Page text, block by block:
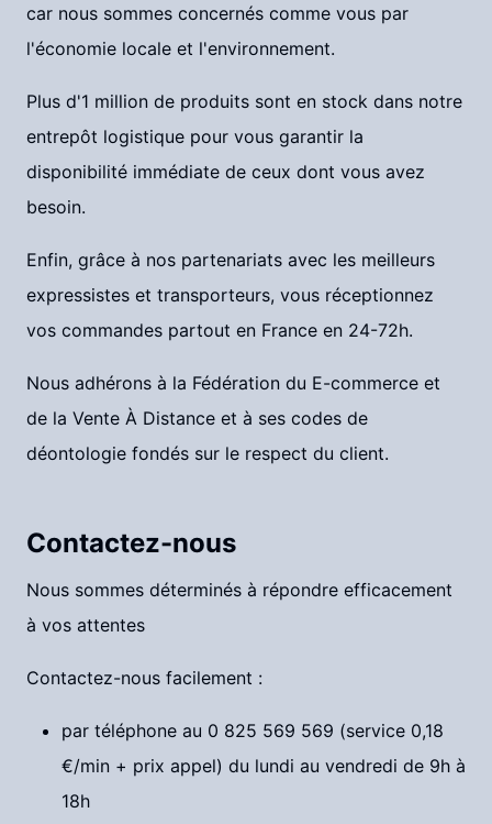
car nous sommes concernés comme vous par
l'économie locale et l'environnement.
Plus d'1 million de produits sont en stock dans notre
entrepôt logistique pour vous garantir la
disponibilité immédiate de ceux dont vous avez
besoin.
Enfin, grâce à nos partenariats avec les meilleurs
expressistes et transporteurs, vous réceptionnez
vos commandes partout en France en 24-72h.
Nous adhérons à la Fédération du E-commerce et
de la Vente À Distance et à ses codes de
déontologie fondés sur le respect du client.
Contactez-nous
Nous sommes déterminés à répondre efficacement
à vos attentes
Contactez-nous facilement :
par téléphone au 0 825 569 569 (service 0,18
€/min + prix appel) du lundi au vendredi de 9h à
18h